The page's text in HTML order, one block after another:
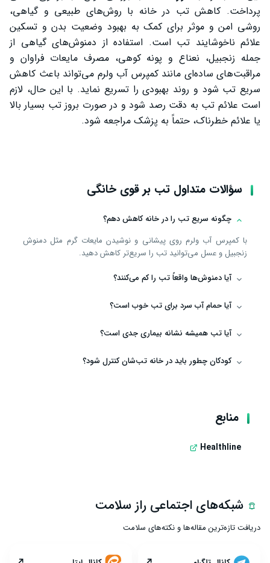
پرداخت. کاهش تب در خانه با روش‌های طبیعی و گیاهی،
روشی امن و موثر برای کمک به بهبود وضعیت بدن و تسکین
علائم ناخوشایند تب است. استفاده از دمنوش‌های گیاهی از
جمله زنجبیل، نعناع و پونه کوهی، مصرف مایعات فراوان و
مراقبت‌های ساده‌ای مانند کمپرس آب ولرم می‌تواند باعث کاهش
سریع تب شود و روند بهبودی را تسریع نماید. با این حال، لازم
است علائم تب به دقت رصد شود و در صورت بروز تب بسیار بالا
یا علائم خطرناک، حتماً به پزشک مراجعه شود.
سؤالات متداول تب بر قوی خانگی
چگونه سریع تب را در خانه کاهش دهم؟
با کمپرس آب ولرم روی پیشانی و نوشیدن مایعات گرم مثل دمنوش
زنجبیل و عسل می‌توانید تب را سریع‌تر کاهش دهید.
آیا دمنوش‌ها واقعاً تب را کم می‌کنند؟
آیا حمام آب سرد برای تب خوب است؟
آیا تب همیشه نشانه بیماری جدی است؟
کودکان چطور باید در خانه تب‌شان کنترل شود؟
منابع
Healthline
شبکه‌های اجتماعی راز سلامت
دریافت تازه‌ترین مقاله‌ها و نکته‌های سلامت